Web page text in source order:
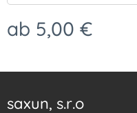
ab 5,00 €
saxun, s.r.o